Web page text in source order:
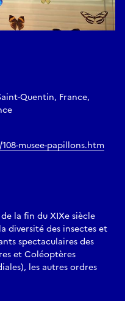
Quentin, France,
musee-papillons.htm
la fin du XIXe siècle
diversité des insectes et
spectaculaires des
et Coléoptères
les autres ordres